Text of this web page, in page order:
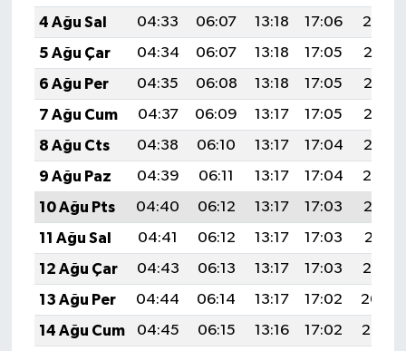
4 Ağu Sal
04:33 06:07 13:18 17:06
20:19
5 Ağu Çar
04:34 06:07 13:18 17:05
20:18
6 Ağu Per
04:35 06:08 13:18 17:05
20:17
7 Ağu Cum
04:37 06:09 13:17 17:05
20:16
8 Ağu Cts
04:38 06:10 13:17 17:04
20:15
9 Ağu Paz
04:39 06:11 13:17 17:04
20:14
10 Ağu Pts
04:40 06:12 13:17 17:03
20:13
11 Ağu Sal
04:41 06:12 13:17 17:03
20:11
12 Ağu Çar
04:43 06:13 13:17 17:03
20:10
13 Ağu Per
04:44 06:14 13:17 17:02
20:09
14 Ağu Cum
04:45 06:15 13:16 17:02
20:08